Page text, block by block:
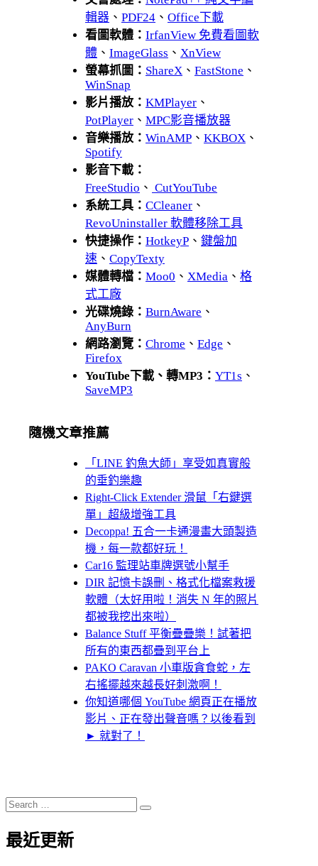
輯器 、 PDF24 、 Office下載
看圖軟體： IrfanView 免費看圖軟
體 、 ImageGlass 、 XnView
螢幕抓圖： ShareX 、 FastStone 、
WinSnap
影片播放： KMPlayer 、
PotPlayer 、 MPC影音播放器
音樂播放： WinAMP 、 KKBOX 、
Spotify
影音下載：
FreeStudio 、 CutYouTube
系統工具： CCleaner 、
RevoUninstaller 軟體移除工具
快捷操作： HotkeyP 、 鍵盤加
速 、 CopyTexty
媒體轉檔： Moo0 、 XMedia 、 格
式工廠
光碟燒錄： BurnAware 、
AnyBurn
網路瀏覽： Chrome 、 Edge 、
Firefox
YouTube下載、轉MP3： YT1s 、
SaveMP3
隨機文章推薦
「LINE 釣魚大師」享受如真實般
的垂釣樂趣
Right-Click Extender 滑鼠「右鍵選
單」超級增強工具
Decoppa! 五合一卡通漫畫大頭製造
機，每一款都好玩！
Car16 監理站車牌選號小幫手
DIR 記憶卡誤刪、格式化檔案救援
軟體（太好用啦！消失 N 年的照片
都被我挖出來啦）
Balance Stuff 平衡疊疊樂！試著把
所有的東西都疊到平台上
PAKO Caravan 小車版貪食蛇，左
右搖擺越來越長好刺激啊！
你知道哪個 YouTube 網頁正在播放
影片、正在發出聲音嗎？以後看到
► 就對了！
Search
for:
Search
最近更新